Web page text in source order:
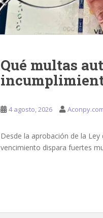
Qué multas
4 agosto, 2026
Desde la aprobación de la
vencimiento dispara fuertes